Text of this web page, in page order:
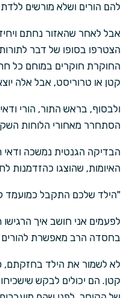
להם הורים ושלא מורשים
אבל לאחר שהאזור נחתם
הצטרפו בסופו של דבר
החוקרת חוקרים במוחם כל
קטן או טרוריסט, אבל אלה
ולבסוף, בראש התור, הורי
הסתחרר מאחורי הלוחות
הבדיקה הגנטית נמשכה ודאי
האיומות, שהוצגו כהזדמנות
"הילד שלכם התקבל כמועמד
לפעמים אני חושב איך
בחסדה הרב מאפשרת להורים
לא לשמור את הילד בחזקתם,
קטן. הם יכולים לבקש